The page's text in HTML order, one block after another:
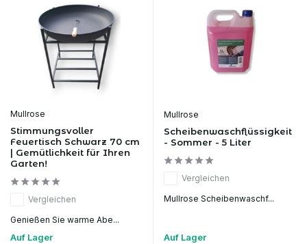
Mullrose
Stimmungsvoller
Feuertisch Schwarz 70 cm
| Gemütlichkeit für Ihren
Garten!
Vergleichen
Genießen Sie warme Abe...
Auf Lager
Mullrose
Scheibenwaschflüssigkeit
- Sommer - 5 Liter
Vergleichen
Mullrose Scheibenwaschf...
Auf Lager